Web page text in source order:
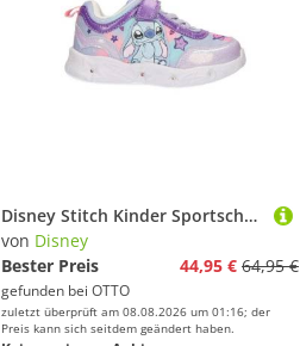
Disney Stitch Kinder Sportschuhe mit Lichteffekt leichte Schuhe Sneaker (Packung)
von Disney
Bester Preis
44,95 € 64,95 €
gefunden bei OTTO
zuletzt überprüft am 08.08.2026 um 01:16; der
Preis kann sich seitdem geändert haben.